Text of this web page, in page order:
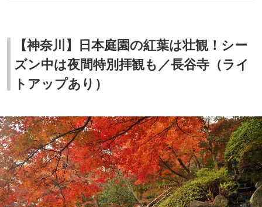
【神奈川】日本庭園の紅葉は壮観！シー
ズン中は夜間特別拝観も／長谷寺（ライ
トアップあり）